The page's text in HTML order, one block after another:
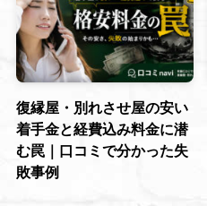
復縁屋・別れさせ屋の安い
着手金と経費込み料金に潜
む罠｜口コミで分かった失
敗事例